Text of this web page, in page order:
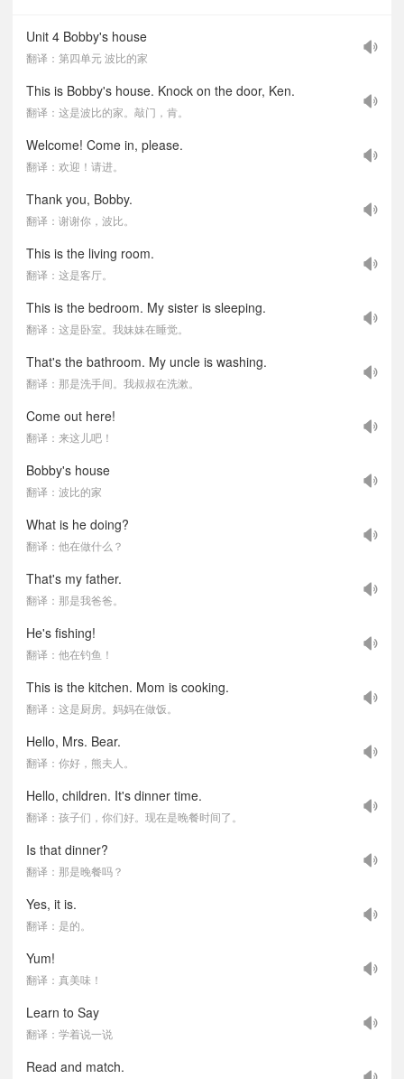
Unit 4 Bobby's house
翻译：第四单元 波比的家
This is Bobby's house. Knock on the door, Ken.
翻译：这是波比的家。敲门，肯。
Welcome! Come in, please.
翻译：欢迎！请进。
Thank you, Bobby.
翻译：谢谢你，波比。
This is the living room.
翻译：这是客厅。
This is the bedroom. My sister is sleeping.
翻译：这是卧室。我妹妹在睡觉。
That's the bathroom. My uncle is washing.
翻译：那是洗手间。我叔叔在洗漱。
Come out here!
翻译：来这儿吧！
Bobby's house
翻译：波比的家
What is he doing?
翻译：他在做什么？
That's my father.
翻译：那是我爸爸。
He's fishing!
翻译：他在钓鱼！
This is the kitchen. Mom is cooking.
翻译：这是厨房。妈妈在做饭。
Hello, Mrs. Bear.
翻译：你好，熊夫人。
Hello, children. It's dinner time.
翻译：孩子们，你们好。现在是晚餐时间了。
Is that dinner?
翻译：那是晚餐吗？
Yes, it is.
翻译：是的。
Yum!
翻译：真美味！
Learn to Say
翻译：学着说一说
Read and match.